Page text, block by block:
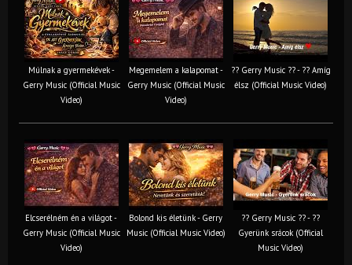
Múlnak a gyermekévek -
Gerry Music (Official Music
Video)
Megemelem a kalapomat -
Gerry Music (Official Music
Video)
?? Gerry Music ?? - ?? Amíg
élsz (Official Music Video)
Elcserélném én a világot -
Gerry Music (Official Music
Video)
Bolond kis életünk - Gerry
Music (Official Music Video)
?? Gerry Music ?? - ??
Gyerünk srácok (Official
Music Video)